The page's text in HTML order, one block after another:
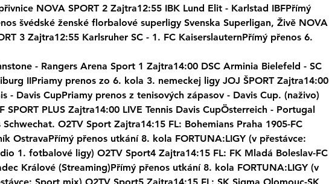
NOVA SPORT 2 Zajtra12:55 IBK Lund Elit - Karlstad IBFPřímý
švédské ženské florbalové superligy Svenska Superligan, Živě NOVA
3 Zajtra12:55 Karlsruher SC - 1. FC KaiserslauternPřímý přenos 6.
- Rangers Arena Sport 1 Zajtra14:00 DSC Arminia Bielefeld - SC
IIPriamy prenos zo 6. kola 3. nemeckej ligy JOJ ŠPORT Zajtra14:00
- Davis CupPriamy prenos z tenisových zápasov - Davis Cup. (naživo)
SPORT PLUS Zajtra14:00 LIVE Tennis Davis CupÖsterreich - Portugal
Schwechat. O2TV Sport Zajtra14:15 FL: Bohemians Praha 1905-FC
OstravaPřímý přenos utkání 8. kola FORTUNA:LIGY (v přestávce:
1. fotbalové ligy) O2TV Sport4 Zajtra14:15 FL: FK Mladá Boleslav-FC
Králové (Streaming)Přímý přenos utkání 8. kola FORTUNA:LIGY (v